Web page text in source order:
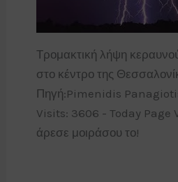
Τρομακτική λήψη
στο κέντρο της
Πηγή:Pimenidis
Visits: 3606 - Today Page
άρεσε μοιράσου το!